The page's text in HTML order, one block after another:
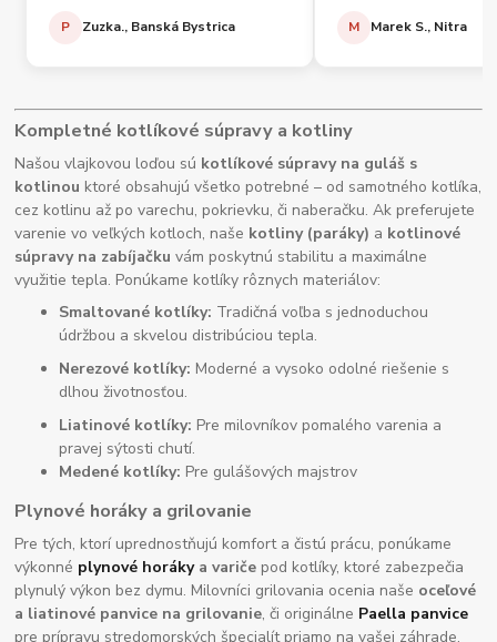
P Zuzka., Banská Bystrica M Marek S., Nitra
Kompletné kotlíkové súpravy a kotliny
Našou vlajkovou loďou sú kotlíkové súpravy na guláš s
kotlinou ktoré obsahujú všetko potrebné – od samotného kotlíka,
cez kotlinu až po varechu, pokrievku, či naberačku. Ak preferujete
varenie vo veľkých kotloch, naše kotliny (paráky) a kotlinové
súpravy na zabíjačku vám poskytnú stabilitu a maximálne
využitie tepla. Ponúkame kotlíky rôznych materiálov:
Smaltované kotlíky: Tradičná voľba s jednoduchou
údržbou a skvelou distribúciou tepla.
Nerezové kotlíky: Moderné a vysoko odolné riešenie s
dlhou životnosťou.
Liatinové kotlíky: Pre milovníkov pomalého varenia a
pravej sýtosti chutí.
Medené kotlíky: Pre gulášových majstrov
Plynové horáky a grilovanie
Pre tých, ktorí uprednostňujú komfort a čistú prácu, ponúkame
výkonné plynové horákya variče pod kotlíky, ktoré zabezpečia
plynulý výkon bez dymu. Milovníci grilovania ocenia naše oceľové
a liatinové panvice na grilovanie, či originálne Paella panvice
pre prípravu stredomorských špecialít priamo na vašej záhrade.